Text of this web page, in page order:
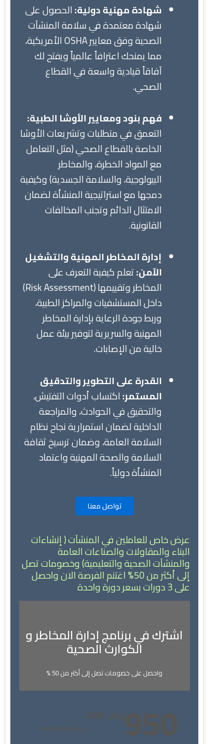
شهادة مهنية دولية:الحصول على
شهادة معتمدة في سلامة المنشآت
الصحية وفق معايير OSHA الأمريكية،
مما يمنحك اعترافاً عالمياً ويفتح لك
آفاقاً قيادية واسعة في القطاع
الصحي.
فهم بنود ومعايير الأوشا الطبية:
التعمق في متطلبات وتشريعات الأوشا
الخاصة بالقطاع الصحي (مثل التعامل
مع المواد الخطرة، والمخاطر
البيولوجية، والسلامة الجسدية) وكيفية
دمجها مع استراتيجية المنشأة لضمان
الامتثال الدائم وتجنب المخالفات
القانونية.
إدارة المخاطر المهنية والتشغيل
الآمن:تعلم كيفية التعرف على
المخاطر وتقييمها (Risk Assessment)
داخل المستشفيات والمراكز الطبية،
وربط جودة الرعاية بإدارة المخاطر
المهنية والسريرية لتوفير بيئة عمل
خالية من الإصابات.
القدرة على التطوير والتدقيق
المستمر:اكتساب أدوات التفتيش،
والتحقيق في الحوادث، والمراجعة
الداخلية لضمان استمرارية نجاح نظام
السلامة العامة، وضمان ترسيخ ثقافة
السلامة والصحة المهنية واعتماد
المنشأة دولياً.
تواصل معنا
عرض خاص للعاملين في المنشآت ( إنشاءات
البناء والمقاولات والصناعات العامة
والمنشآت الصحية والتعليمية) وخصومات تصل
إلى أكثر من 50% اغتنم الفرصة الان واحصل
على 3 دورات بسعر دورة واحدة
اشترك في برنامج إدارة المخاطر و
الكوارث الصحية
واحصل على خصومات تصل إلى أكثر من 50 %
ريال SAR1900
ريال SAR950